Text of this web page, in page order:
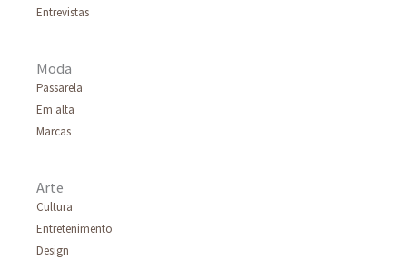
Entrevistas
Moda
Passarela
Em alta
Marcas
Arte
Cultura
Entretenimento
Design